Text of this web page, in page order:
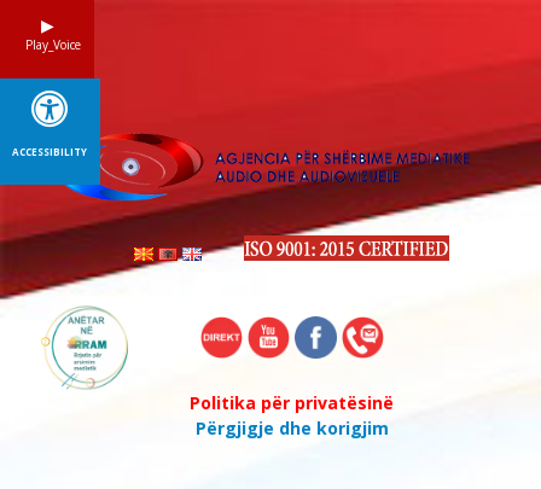
Politika për privatësinë
Përgjigje dhe korigjim
Play_Voice
ACCESSIBILITY